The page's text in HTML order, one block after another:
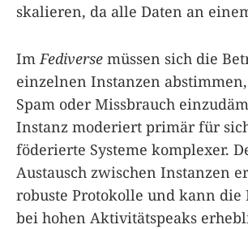
skalieren, da alle Daten an
Im Fediverse müssen sich die
einzelnen Instanzen
Spam oder Missbrauch
Instanz moderiert primär für
föderierte Systeme komplexer.
Austausch zwischen Instanzen
robuste Protokolle und kann
bei hohen Aktivitätspeaks